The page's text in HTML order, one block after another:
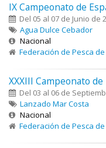
IX Campeonato de
Del 05 al 07 de Junio de
Agua Dulce Cebador
Nacional
Federación de Pesca
XXXIII Campeonato
Del 03 al 06 de
Lanzado Mar Costa
Nacional
Federación de Pesca